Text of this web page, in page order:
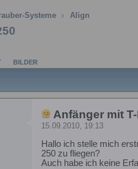
Systeme Align
BILDER
Anfänger mit
15.09.2010, 19:13
Hallo ich stelle mich
250 zu fliegen?
Auch habe ich keine